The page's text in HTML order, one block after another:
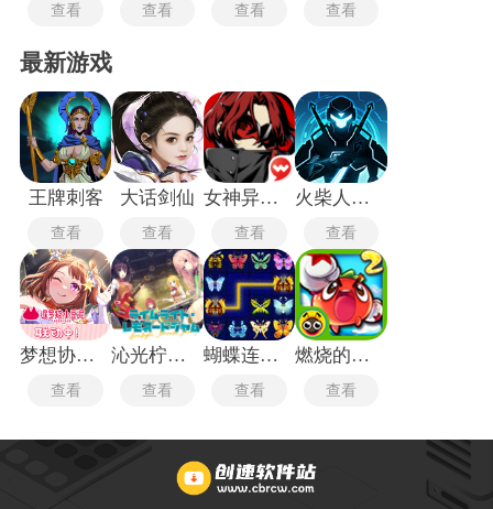
查看 查看 查看 查看
最新游戏
王牌刺客
查看
大话剑仙
查看
女神异闻录5皇家版
查看
火柴人格斗家无敌版
查看
梦想协奏曲
查看
沁光柠檬即兴曲
查看
蝴蝶连连看
查看
燃烧的蔬菜2经典版
查看